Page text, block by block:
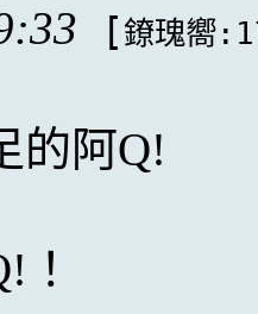
[鐐瑰嚮
的阿Q!
！